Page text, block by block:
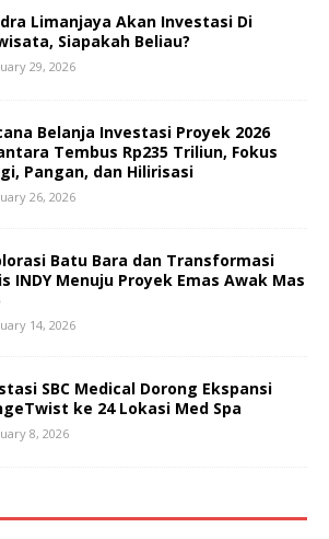
Limanjaya Akan Investasi Di
Siapakah Beliau?
29, 2026
Belanja Investasi Proyek 2026
Tembus Rp235 Triliun, Fokus
Pangan, dan Hilirisasi
26, 2026
Batu Bara dan Transformasi
INDY Menuju Proyek Emas Awak Mas
14, 2026
SBC Medical Dorong Ekspansi
ke 24 Lokasi Med Spa
8, 2026